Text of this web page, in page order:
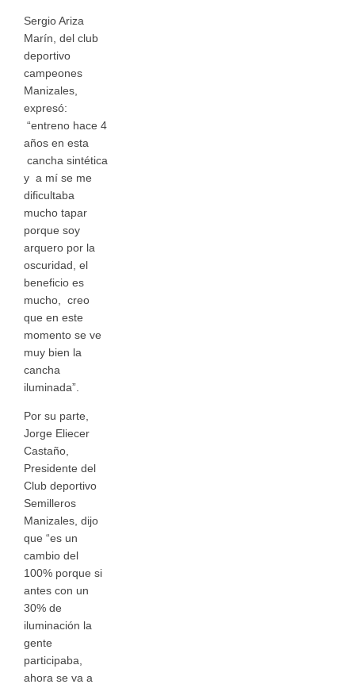
Sergio Ariza
Marín, del club
deportivo
campeones
Manizales,
expresó:
“entreno hace 4
años en esta
cancha sintética
y a mí se me
dificultaba
mucho tapar
porque soy
arquero por la
oscuridad, el
beneficio es
mucho, creo
que en este
momento se ve
muy bien la
cancha
iluminada”.
Por su parte,
Jorge Eliecer
Castaño,
Presidente del
Club deportivo
Semilleros
Manizales, dijo
que “es un
cambio del
100% porque si
antes con un
30% de
iluminación la
gente
participaba,
ahora se va a